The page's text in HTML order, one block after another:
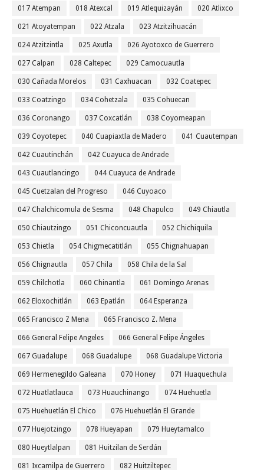
017 Atempan 018 Atexcal 019 Atlequizayán 020 Atlixco
021 Atoyatempan 022 Atzala 023 Atzitzihuacán
024 Atzitzintla 025 Axutla 026 Ayotoxco de Guerrero
027 Calpan 028 Caltepec 029 Camocuautla
030 Cañada Morelos 031 Caxhuacan 032 Coatepec
033 Coatzingo 034 Cohetzala 035 Cohuecan
036 Coronango 037 Coxcatlán 038 Coyomeapan
039 Coyotepec 040 Cuapiaxtla de Madero 041 Cuautempan
042 Cuautinchán 042 Cuayuca de Andrade
043 Cuautlancingo 044 Cuayuca de Andrade
045 Cuetzalan del Progreso 046 Cuyoaco
047 Chalchicomula de Sesma 048 Chapulco 049 Chiautla
050 Chiautzingo 051 Chiconcuautla 052 Chichiquila
053 Chietla 054 Chigmecatitlán 055 Chignahuapan
056 Chignautla 057 Chila 058 Chila de la Sal
059 Chilchotla 060 Chinantla 061 Domingo Arenas
062 Eloxochitlán 063 Epatlán 064 Esperanza
065 Francisco Z Mena 065 Francisco Z. Mena
066 General Felipe Angeles 066 General Felipe Ángeles
067 Guadalupe 068 Guadalupe 068 Guadalupe Victoria
069 Hermenegildo Galeana 070 Honey 071 Huaquechula
072 Huatlatlauca 073 Huauchinango 074 Huehuetla
075 Huehuetlán El Chico 076 Huehuetlán El Grande
077 Huejotzingo 078 Hueyapan 079 Hueytamalco
080 Hueytlalpan 081 Huitzilan de Serdán
081 Ixcamilpa de Guerrero 082 Huitziltepec